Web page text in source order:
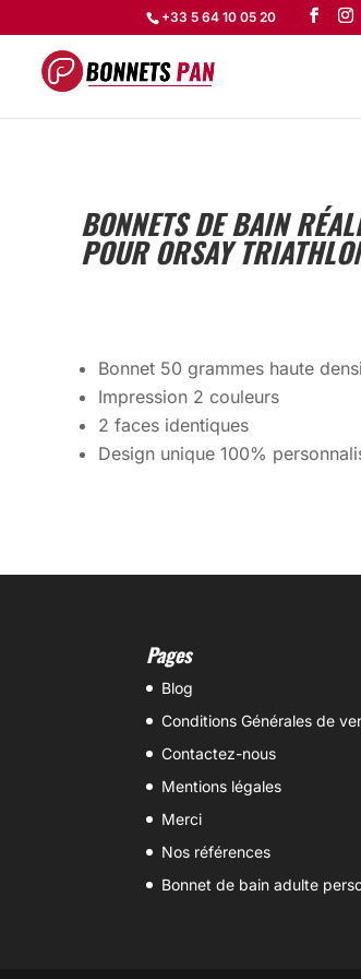
+33 5 64 10 05 20
BONNETS DE BAIN
POUR ORSAY
Bonnet 50 grammes haute
Impression 2 couleurs
2 faces identiques
Design unique 100%
Pages
Blog
Conditions Générales de
Contactez-nous
Mentions légales
Merci
Nos références
Bonnet de bain adulte